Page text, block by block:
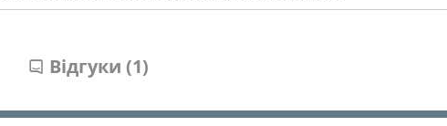
Відгуки (1)